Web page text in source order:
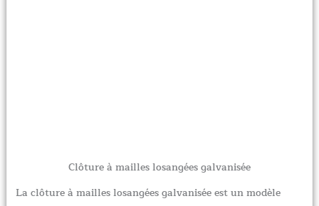
Clôture à mailles losangées galvanisée
La clôture à mailles losangées galvanisée est un modèle